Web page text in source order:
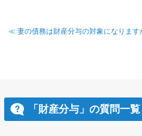
≪ 妻の債務は財産分与の対象になります
「財産分与」の質問一覧